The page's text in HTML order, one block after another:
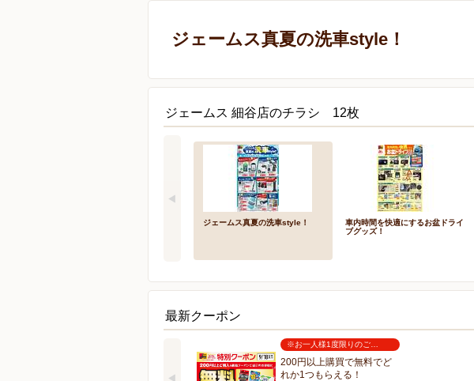
ジェームス真夏の洗車style！
ジェームス 細谷店のチラシ 12枚
ジェームス真夏の洗車style！
車内時間を快適にするお盆ドライ
ブグッズ！
最新クーポン
※お一人様1度限りのご…
200円以上購買で無料でど
れか1つもらえる！